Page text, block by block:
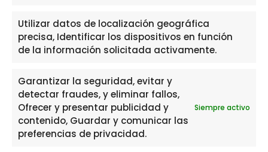
Utilizar datos de localización geográfica
precisa, Identificar los dispositivos en función
de la información solicitada activamente.
Garantizar la seguridad, evitar y
detectar fraudes, y eliminar fallos,
Ofrecer y presentar publicidad y
contenido, Guardar y comunicar las
preferencias de privacidad.
Siempre activo
Política de privacidad
Política de cookies
Aviso Legal
Contacto
910916445